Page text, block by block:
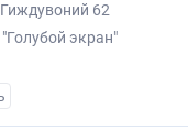
62
экран"
XX